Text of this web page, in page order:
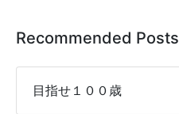
Recommended Posts
目指せ１００歳